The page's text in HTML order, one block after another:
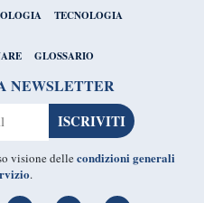
TECNOLOGIA
GLOSSARIO
NEWSLETTER
visione dellecondizioni generali
.